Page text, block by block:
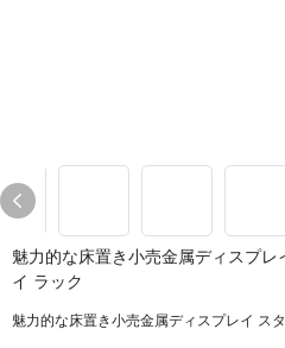
魅力的な床置き小売金属ディスプ
イ ラック
魅力的な床置き小売金属ディスプレイ ス